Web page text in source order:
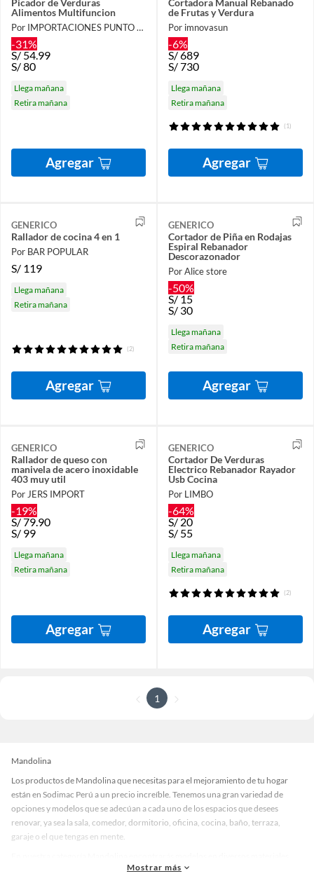
Alimentos Multifuncion
Por IMPORTACIONES PUNTO SMART
-31%
S/54.99
S/80
Llega mañana
Retira mañana
Agregar
de Frutas y Verdura
Por imnovasun
-6%
S/689
S/730
Llega mañana
Retira mañana
(1)
Agregar
GENERICO
Rallador de cocina 4 en 1
Por BAR POPULAR
S/ 119
Llega mañana
Retira mañana
(2)
Agregar
GENERICO
Cortador de Piña en Rodajas
Espiral Rebanador
Descorazonador
Por Alice store
-50%
S/ 15
S/ 30
Llega mañana
Retira mañana
Agregar
GENERICO
Rallador de queso con
manivela de acero inoxidable
403 muy util
Por JERS IMPORT
-19%
S/79.90
S/ 99
Llega mañana
Retira mañana
Agregar
GENERICO
Cortador De Verduras
Electrico Rebanador Rayador
Usb Cocina
Por LIMBO
-64%
S/ 20
S/ 55
Llega mañana
Retira mañana
(2)
Agregar
1
Mandolina
Los productos de Mandolina que necesitas para el mejoramiento de tu hogar
están en Sodimac Perú a un precio increíble. Tenemos una gran variedad de
opciones y modelos que se adecúan a cada uno de los espacios que desees
renovar, ya sea la sala, comedor, dormitorio, oficina, cocina, baño, terraza,
garaje o el que tengas en mente.
medidas, colores y demás características específicas de tu preferencia. Recuerda
Mostrar más